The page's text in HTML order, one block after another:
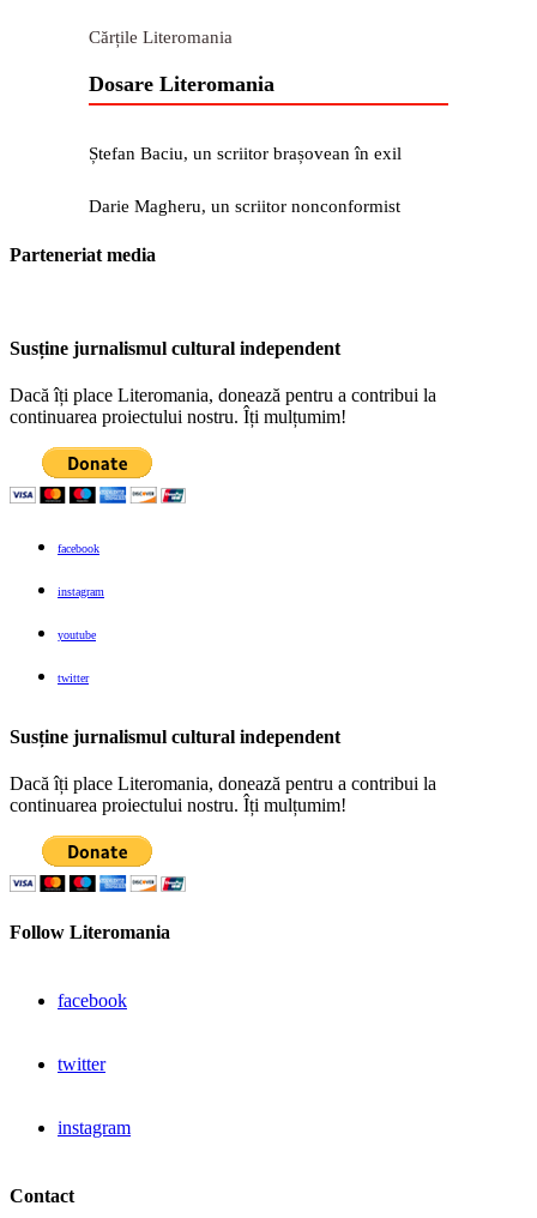
Cărțile Literomania
Dosare Literomania
Ștefan Baciu, un scriitor brașovean în exil
Darie Magheru, un scriitor nonconformist
Parteneriat media
Susține jurnalismul cultural independent
Dacă îți place Literomania, donează pentru a contribui la
continuarea proiectului nostru. Îți mulțumim!
facebook
instagram
youtube
twitter
Susține jurnalismul cultural independent
Dacă îți place Literomania, donează pentru a contribui la
continuarea proiectului nostru. Îți mulțumim!
Follow Literomania
facebook
twitter
instagram
Contact